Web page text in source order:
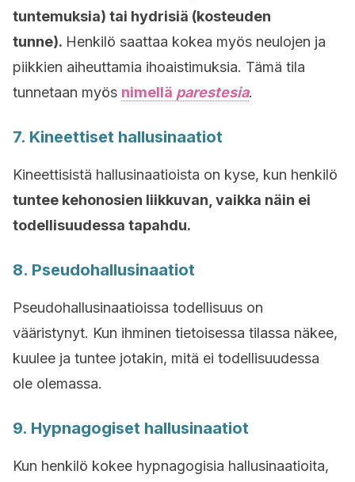
tuntemuksia) tai hydrisiä (kosteuden
tunne). Henkilö saattaa kokea myös neulojen ja
piikkien aiheuttamia ihoaistimuksia. Tämä tila
tunnetaan myös nimellä parestesia.
7. Kineettiset hallusinaatiot
Kineettisistä hallusinaatioista on kyse, kun henkilö
tuntee kehonosien liikkuvan, vaikka näin ei
todellisuudessa tapahdu.
8. Pseudohallusinaatiot
Pseudohallusinaatioissa todellisuus on
vääristynyt. Kun ihminen tietoisessa tilassa näkee,
kuulee ja tuntee jotakin, mitä ei todellisuudessa
ole olemassa.
9. Hypnagogiset hallusinaatiot
Kun henkilö kokee hypnagogisia hallusinaatioita,